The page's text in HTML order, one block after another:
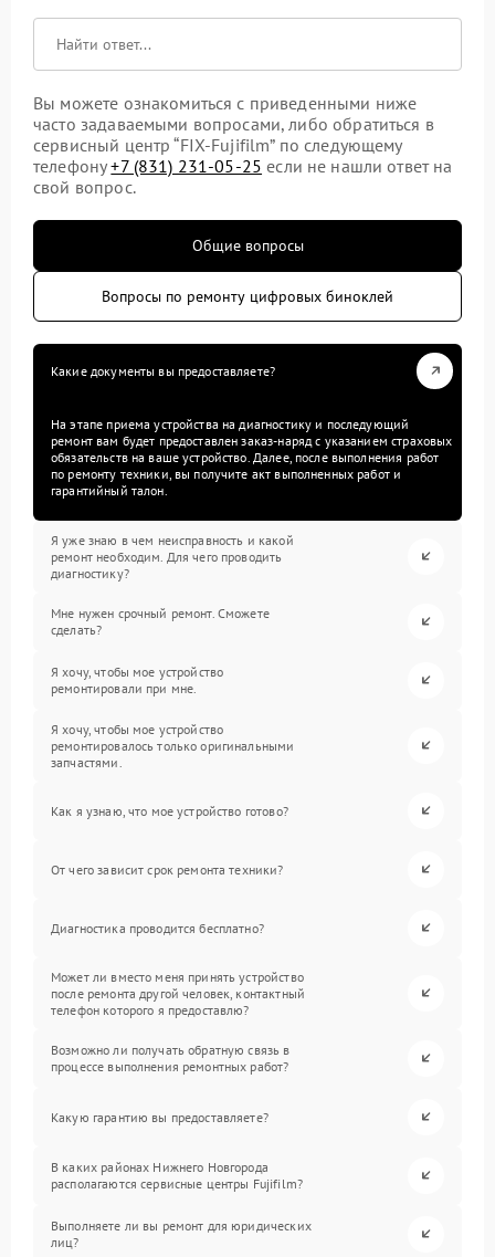
Вы можете ознакомиться с приведенными ниже
часто задаваемыми вопросами, либо обратиться в
сервисный центр “FIX-Fujifilm” по следующему
телефону+7 (831) 231-05-25 если не нашли ответ на
свой вопрос.
Общие вопросы
Вопросы по ремонту цифровых биноклей
Какие документы вы предоставляете?
На этапе приема устройства на диагностику и последующий
ремонт вам будет предоставлен заказ-наряд с указанием страховых
обязательств на ваше устройство. Далее, после выполнения работ
по ремонту техники, вы получите акт выполненных работ и
гарантийный талон.
Я уже знаю в чем неисправность и какой
ремонт необходим. Для чего проводить
диагностику?
Мне нужен срочный ремонт. Сможете
сделать?
Я хочу, чтобы мое устройство
ремонтировали при мне.
Я хочу, чтобы мое устройство
ремонтировалось только оригинальными
запчастями.
Как я узнаю, что мое устройство готово?
От чего зависит срок ремонта техники?
Диагностика проводится бесплатно?
Может ли вместо меня принять устройство
после ремонта другой человек, контактный
телефон которого я предоставлю?
Возможно ли получать обратную связь в
процессе выполнения ремонтных работ?
Какую гарантию вы предоставляете?
В каких районах Нижнего Новгорода
располагаются сервисные центры Fujifilm?
Выполняете ли вы ремонт для юридических
лиц?